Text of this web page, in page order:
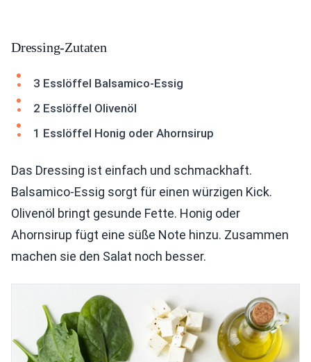
Dressing-Zutaten
3 Esslöffel Balsamico-Essig
2 Esslöffel Olivenöl
1 Esslöffel Honig oder Ahornsirup
Das Dressing ist einfach und schmackhaft.
Balsamico-Essig sorgt für einen würzigen Kick.
Olivenöl bringt gesunde Fette. Honig oder
Ahornsirup fügt eine süße Note hinzu. Zusammen
machen sie den Salat noch besser.